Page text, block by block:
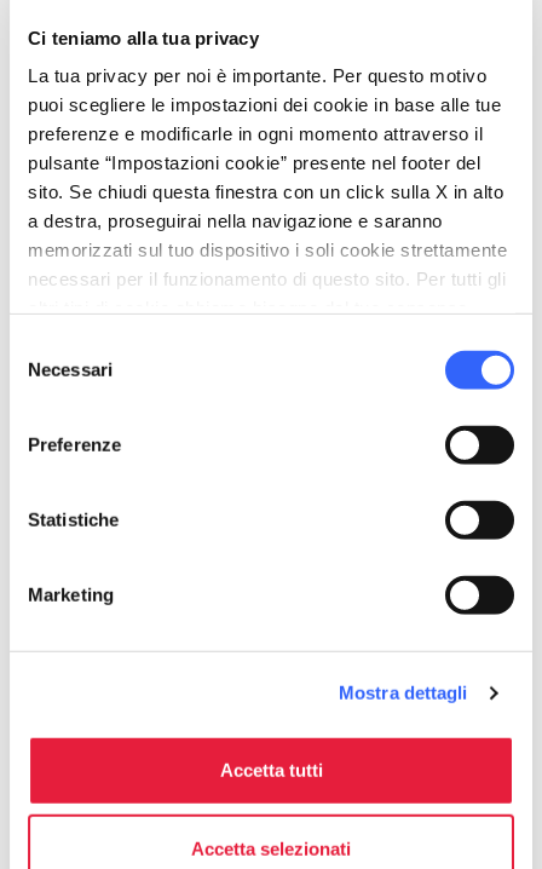
Ci teniamo alla tua privacy
La tua privacy per noi è importante. Per questo motivo
puoi scegliere le impostazioni dei cookie in base alle tue
preferenze e modificarle in ogni momento attraverso il
pulsante “Impostazioni cookie” presente nel footer del
sito. Se chiudi questa finestra con un click sulla X in alto
a destra, proseguirai nella navigazione e saranno
memorizzati sul tuo dispositivo i soli cookie strettamente
necessari per il funzionamento di questo sito. Per tutti gli
delNecessari
Preferenze
Statistiche
Marketing
Mostra dettagli
Accetta tutti
Accetta selezionati
Accessibilità disabili
room_service Accoglienza
Carta di credito
bed Camere
Riscaldamento
Parcheggio
sports_basketball Sport
celebration Attività